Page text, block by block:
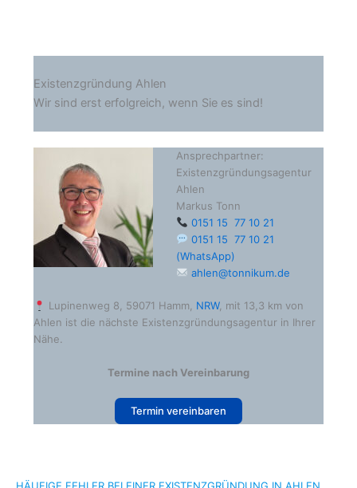
Existenzgründung Ahlen
Wir sind erst erfolgreich, wenn Sie es sind!
Ansprechpartner:
Existenzgründungsagentur
Ahlen
Markus Tonn
0151 15 77 10 21
0151 15 77 10 21
(WhatsApp)
ahlen@tonnikum.de
Lupinenweg 8, 59071 Hamm, NRW, mit 13,3 km von
Ahlen ist die nächste Existenzgründungsagentur in Ihrer
Nähe.
Termine nach Vereinbarung
Termin vereinbaren